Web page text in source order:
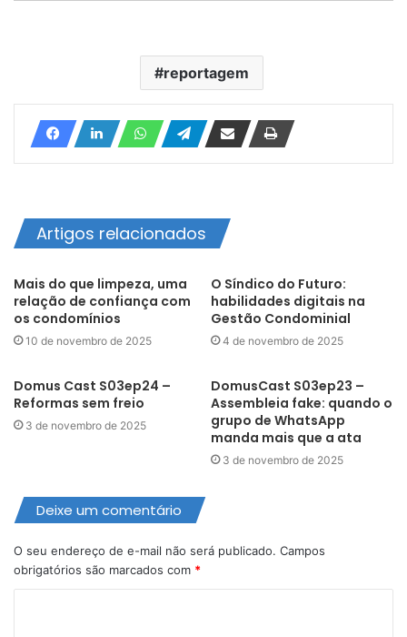
reportagem
Artigos relacionados
Mais do que limpeza, uma
relação de confiança com
os condomínios
10 de novembro de 2025
O Síndico do Futuro:
habilidades digitais na
Gestão Condominial
4 de novembro de 2025
Domus Cast S03ep24 –
Reformas sem freio
3 de novembro de 2025
DomusCast S03ep23 –
Assembleia fake: quando o
grupo de WhatsApp
manda mais que a ata
3 de novembro de 2025
Deixe um comentário
O seu endereço de e-mail não será publicado. Campos
obrigatórios são marcados com *